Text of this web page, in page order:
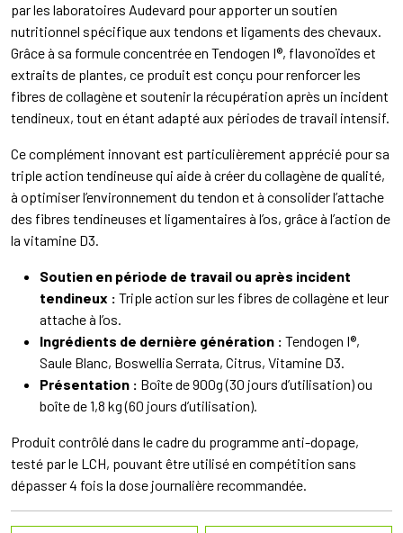
par les laboratoires Audevard pour apporter un soutien
nutritionnel spécifique aux tendons et ligaments des chevaux.
Grâce à sa formule concentrée en Tendogen I®, flavonoïdes et
extraits de plantes, ce produit est conçu pour renforcer les
fibres de collagène et soutenir la récupération après un incident
tendineux, tout en étant adapté aux périodes de travail intensif.
Ce complément innovant est particulièrement apprécié pour sa
triple action tendineuse qui aide à créer du collagène de qualité,
à optimiser l’environnement du tendon et à consolider l’attache
des fibres tendineuses et ligamentaires à l’os, grâce à l’action de
la vitamine D3.
Soutien en période de travail ou après incident
tendineux : Triple action sur les fibres de collagène et leur
attache à l’os.
Ingrédients de dernière génération : Tendogen I®,
Saule Blanc, Boswellia Serrata, Citrus, Vitamine D3.
Présentation : Boîte de 900g (30 jours d’utilisation) ou
boîte de 1,8 kg (60 jours d’utilisation).
Produit contrôlé dans le cadre du programme anti-dopage,
testé par le LCH, pouvant être utilisé en compétition sans
dépasser 4 fois la dose journalière recommandée.